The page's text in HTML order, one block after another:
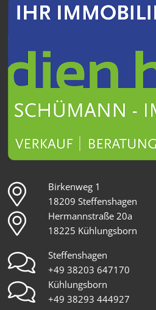
Birkenweg 1
18209 Steffenshagen
Hermannstraße 20a
18225 Kühlungsborn
Steffenshagen
+49 38203 647170
Kühlungsborn
+49 38293 444927